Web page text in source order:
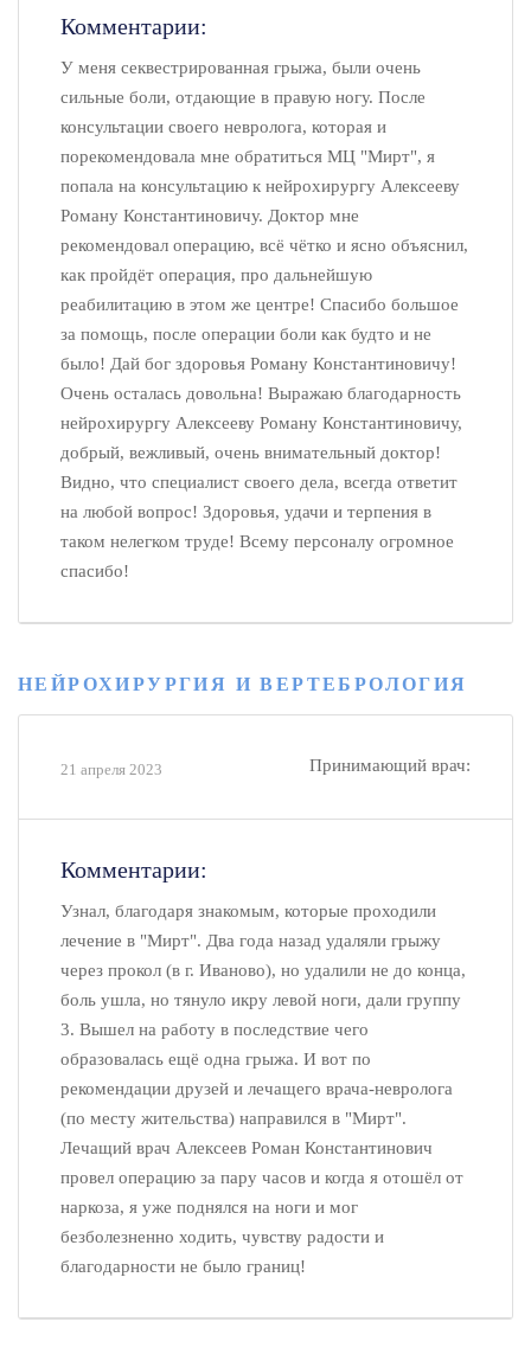
Комментарии:
У меня секвестрированная грыжа, были очень
сильные боли, отдающие в правую ногу. После
консультации своего невролога, которая и
порекомендовала мне обратиться МЦ "Мирт", я
попала на консультацию к нейрохирургу Алексееву
Роману Константиновичу. Доктор мне
рекомендовал операцию, всё чётко и ясно объяснил,
как пройдёт операция, про дальнейшую
реабилитацию в этом же центре! Спасибо большое
за помощь, после операции боли как будто и не
было! Дай бог здоровья Роману Константиновичу!
Очень осталась довольна! Выражаю благодарность
нейрохирургу Алексееву Роману Константиновичу,
добрый, вежливый, очень внимательный доктор!
Видно, что специалист своего дела, всегда ответит
на любой вопрос! Здоровья, удачи и терпения в
таком нелегком труде! Всему персоналу огромное
спасибо!
НЕЙРОХИРУРГИЯ И ВЕРТЕБРОЛОГИЯ
21 апреля 2023 Принимающий врач:
Комментарии:
Узнал, благодаря знакомым, которые проходили
лечение в "Мирт". Два года назад удаляли грыжу
через прокол (в г. Иваново), но удалили не до конца,
боль ушла, но тянуло икру левой ноги, дали группу
3. Вышел на работу в последствие чего
образовалась ещë одна грыжа. И вот по
рекомендации друзей и лечащего врача-невролога
(по месту жительства) направился в "Мирт".
Лечащий врач Алексеев Роман Константинович
провел операцию за пару часов и когда я отошёл от
наркоза, я уже поднялся на ноги и мог
безболезненно ходить, чувству радости и
благодарности не было границ!